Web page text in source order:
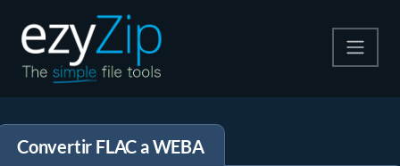
Descomprime
Convertir FLAC a WEBA